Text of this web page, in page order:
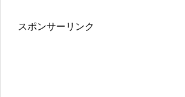
スポンサーリンク